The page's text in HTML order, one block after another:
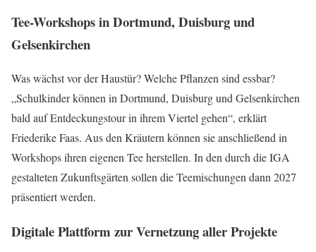
Tee-Workshops in Dortmund, Duisburg und
Gelsenkirchen
Was wächst vor der Haustür? Welche Pflanzen sind essbar?
„Schulkinder können in Dortmund, Duisburg und Gelsenkirchen
bald auf Entdeckungstour in ihrem Viertel gehen“, erklärt
Friederike Faas. Aus den Kräutern können sie anschließend in
Workshops ihren eigenen Tee herstellen. In den durch die IGA
gestalteten Zukunftsgärten sollen die Teemischungen dann 2027
präsentiert werden.
Digitale Plattform zur Vernetzung aller Projekte